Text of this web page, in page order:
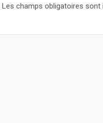
Les champs obligatoires sont